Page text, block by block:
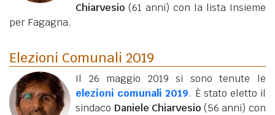
Chiarvesio (61 anni) con la lista Insieme
per Fagagna.
Elezioni Comunali 2019
Il 26 maggio 2019 si sono tenute le
elezioni comunali 2019. È stato eletto il
sindaco Daniele Chiarvesio (56 anni) con